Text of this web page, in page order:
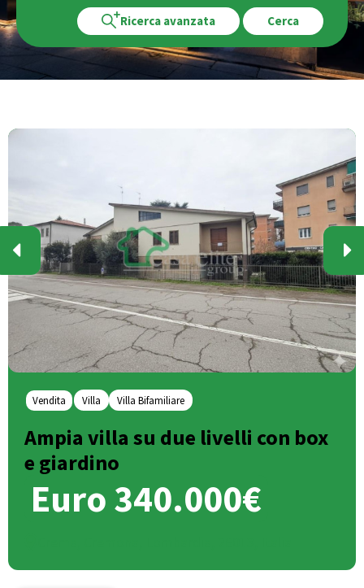
Ricerca avanzata Cerca
Vendita Villa Villa Bifamiliare
Ampia villa su due livelli con box
e giardino
Euro 340.000€